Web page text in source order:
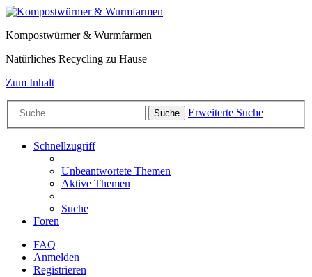
Kompostwürmer & Wurmfarmen
Natürliches Recycling zu Hause
Zum Inhalt
Suche Erweiterte Suche
Schnellzugriff
Unbeantwortete Themen
Aktive Themen
Suche
Foren
FAQ
Anmelden
Registrieren